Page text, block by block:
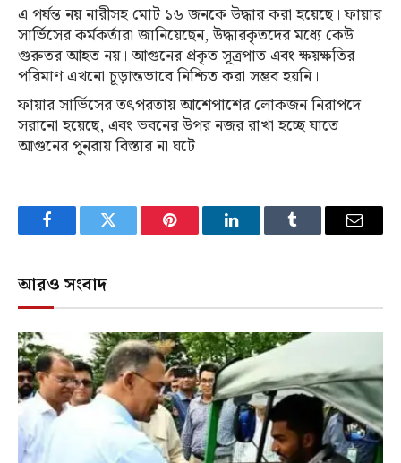
এ পর্যন্ত নয় নারীসহ মোট ১৬ জনকে উদ্ধার করা হয়েছে। ফায়ার
সার্ভিসের কর্মকর্তারা জানিয়েছেন, উদ্ধারকৃতদের মধ্যে কেউ
গুরুতর আহত নয়। আগুনের প্রকৃত সূত্রপাত এবং ক্ষয়ক্ষতির
পরিমাণ এখনো চূড়ান্তভাবে নিশ্চিত করা সম্ভব হয়নি।
ফায়ার সার্ভিসের তৎপরতায় আশেপাশের লোকজন নিরাপদে
সরানো হয়েছে, এবং ভবনের উপর নজর রাখা হচ্ছে যাতে
আগুনের পুনরায় বিস্তার না ঘটে।
FacebookTwitter Pinterest LinkedInTumblr Email
আরও সংবাদ